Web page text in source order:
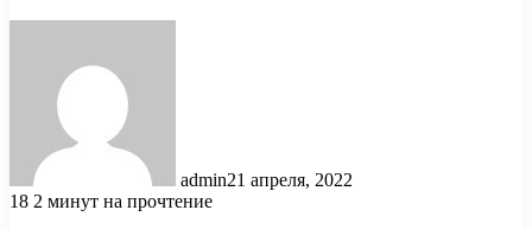
admin21 апреля, 2022
18 2 минут на прочтение